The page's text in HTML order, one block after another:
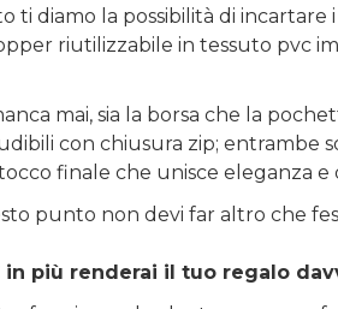
ti diamo la possibilità di incartare
riutilizzabile in tessuto pvc
mai, sia la borsa che la
con chiusura zip; entrambe
finale che unisce eleganza e
punto non devi far altro che
in più renderai il tuo regalo